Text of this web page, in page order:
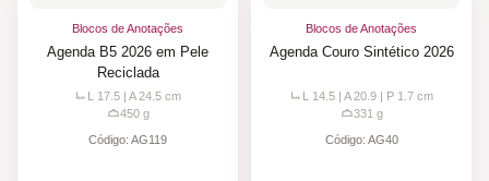
Blocos de Anotações
Agenda B5 2026 em Pele
Reciclada
L 17.5 | A 24.5 cm
450g
Código: AG119
Blocos de Anotações
Agenda Couro Sintético 2026
L 14.5 | A 20.9 | P 1.7 cm
331 g
Código: AG40